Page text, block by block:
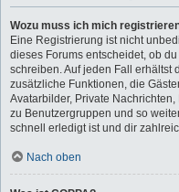
Wozu muss ich mich
Eine Registrierung ist nicht
dieses Forums entscheidet, ob
schreiben. Auf jeden Fall erhältst
zusätzliche Funktionen, die
Avatarbilder, Private
zu Benutzergruppen und so
schnell erledigt ist und dir
Nach oben